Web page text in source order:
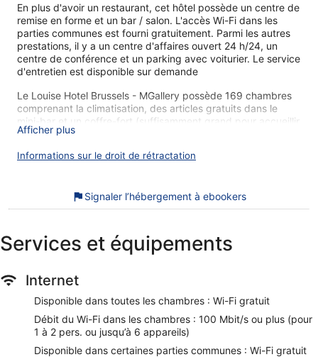
En plus d'avoir un restaurant, cet hôtel possède un centre de
remise en forme et un bar / salon. L'accès Wi-Fi dans les
parties communes est fourni gratuitement. Parmi les autres
prestations, il y a un centre d'affaires ouvert 24 h/24, un
centre de conférence et un parking avec voiturier. Le service
d'entretien est disponible sur demande
Le Louise Hotel Brussels - MGallery possède 169 chambres
comprenant la climatisation, des articles gratuits dans le
mini-bar et un coffre-fort (suffisamment grand pour accueillir
un ordinateur portable). Chaque chambre bénéficie d'une
dotés de matelas avec surmatelas et sont préparés avec une
par satellite. Les salles de bain comprennent une baignoire
ou une douche avec un pommeau de douche à « effet
toilette de luxe.
Les clients peuvent surfer sur le Web grâce à l'accès gratuit
pers. ou jusqu’à 6 appareils)).Les voyageurs d'affaires
téléphone à disposition dans les chambres. De plus, les
chambres possèdent une machine à espresso et des
journaux gratuits. Une literie hypoallergénique, le
remplacement des serviettes et le remplacement des draps
Afficher plus
Informations sur le droit de rétractation
Signaler l’hébergement à ebookers
Services et équipements
Internet
Disponible dans toutes les chambres : Wi-Fi gratuit
Débit du Wi-Fi dans les chambres : 100 Mbit/s ou plus (pour
1 à 2 pers. ou jusqu’à 6 appareils)
Disponible dans certaines parties communes : Wi-Fi gratuit